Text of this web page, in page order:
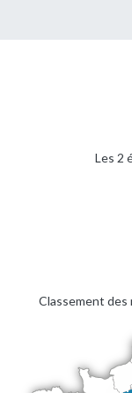
Les 2
Classement